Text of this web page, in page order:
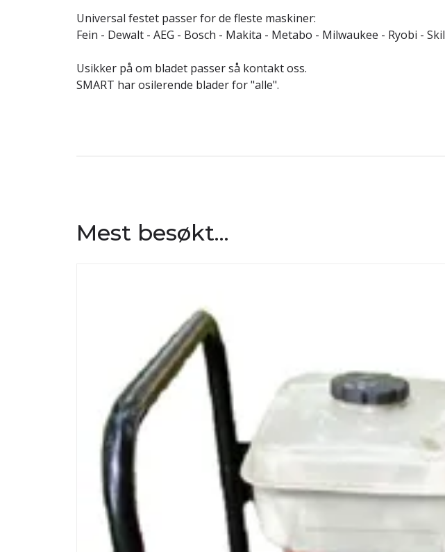
Universal festet passer for de fleste maskiner:
Fein - Dewalt - AEG - Bosch - Makita - Metabo - Milwaukee - Ryobi - Skil
Usikker på om bladet passer så kontakt oss.
SMART har osilerende blader for "alle".
Mest besøkt...